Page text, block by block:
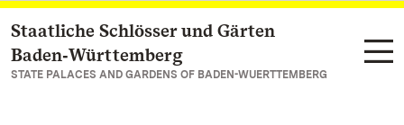
Navigate to main page
Staatliche Schlösser und Gärten
Baden‑Württemberg
STATE PALACES AND GARDENS OF BADEN-WUERTTEMBERG